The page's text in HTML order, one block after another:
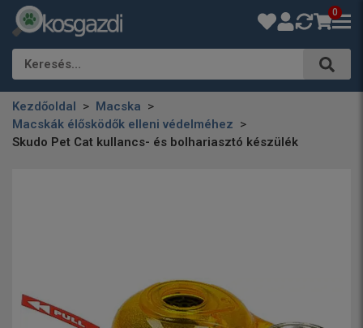
0
Keresés…
Kezdőoldal
Macska
Macskák élősködők elleni védelméhez
Skudo Pet Cat kullancs- és bolhariasztó készülék